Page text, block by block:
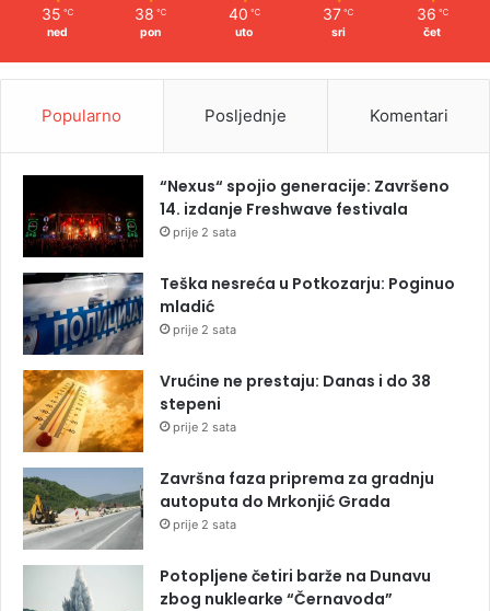
35 ℃
ned
38 ℃
pon
40 ℃
uto
37 ℃
sri
36 ℃
čet
Popularno Posljednje Komentari
“Nexus“ spojio generacije: Završeno
14. izdanje Freshwave festivala
prije 2 sata
Teška nesreća u Potkozarju: Poginuo
mladić
prije 2 sata
Vrućine ne prestaju: Danas i do 38
stepeni
prije 2 sata
Završna faza priprema za gradnju
autoputa do Mrkonjić Grada
prije 2 sata
Potopljene četiri barže na Dunavu
zbog nuklearke “Černavoda”